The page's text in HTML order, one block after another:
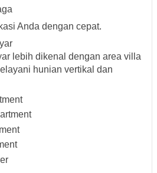
Anda dengan cepat.
lebih dikenal dengan area villa
hunian vertikal dan